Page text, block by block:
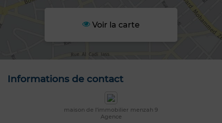
Voir la carte
Informations de contact
maison de l'immobilier menzah 9
Agence